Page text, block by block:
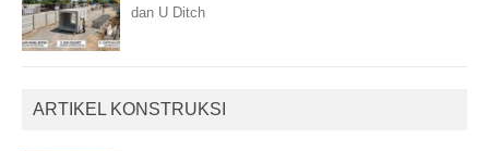
dan U Ditch
ARTIKEL KONSTRUKSI